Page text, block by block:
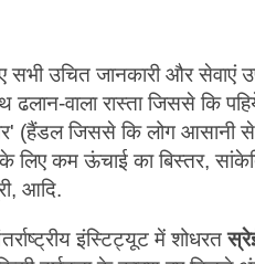
सभी उचित जानकारी और सेवाएं
वाला रास्ता जिससे कि
(हैंडल जिससे कि लोग आसानी
कम ऊंचाई का बिस्तर,
आदि.
इंस्टिट्यूट में शोधरत